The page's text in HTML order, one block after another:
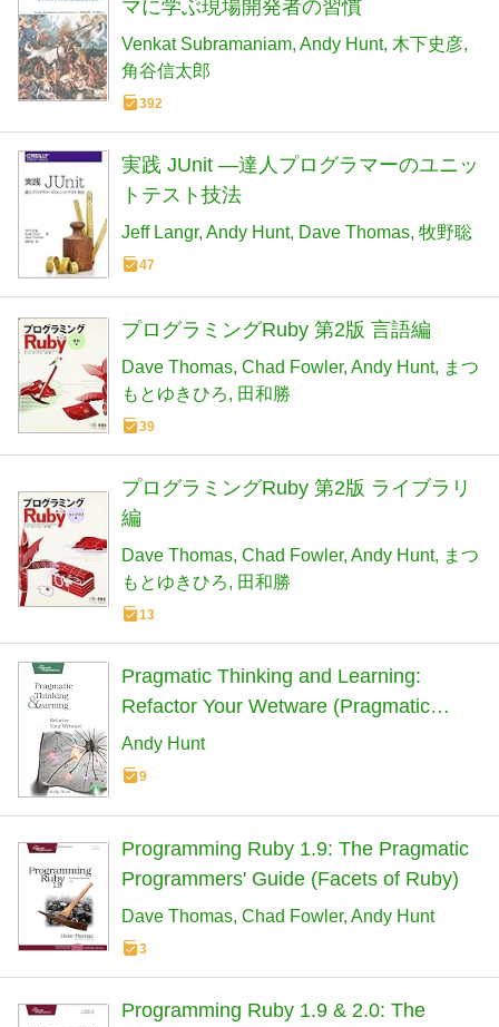
マに学ぶ現場開発者の習慣
Venkat Subramaniam Andy Hunt 木下史彦
角谷信太郎
392
実践 JUnit ―達人プログラマーのユニッ
トテスト技法
Jeff Langr Andy Hunt Dave Thomas 牧野聡
47
プログラミングRuby 第2版 言語編
Dave Thomas Chad Fowler Andy Hunt
まつ
もとゆきひろ
田和勝
39
プログラミングRuby 第2版 ライブラリ
編
Dave Thomas Chad Fowler Andy Hunt
まつ
もとゆきひろ
田和勝
13
Pragmatic Thinking and Learning:
Refactor Your Wetware (Pragmatic
Programmers)
Andy Hunt
9
Programming Ruby 1.9: The Pragmatic
Programmers' Guide (Facets of Ruby)
Dave Thomas Chad Fowler Andy Hunt
3
Programming Ruby 1.9 & 2.0: The